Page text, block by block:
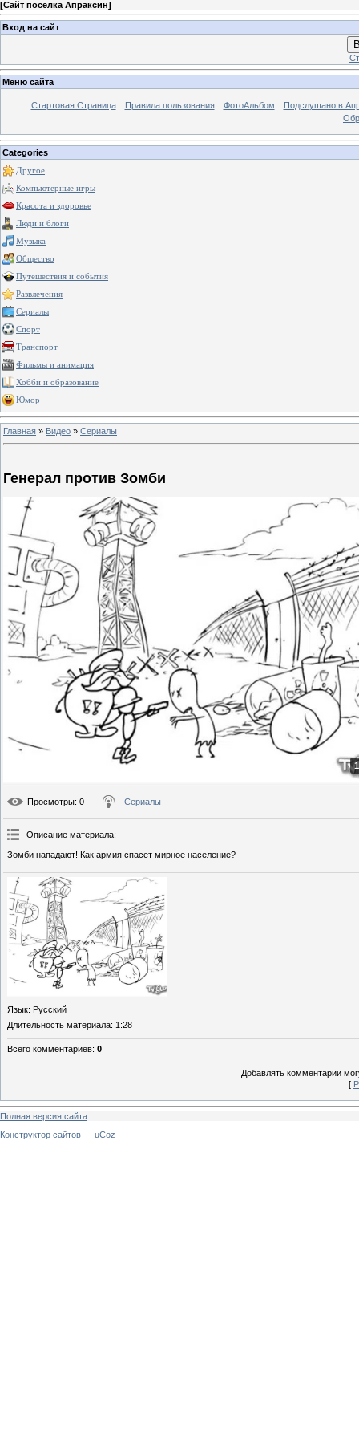
[Сайт поселка Апраксин]
Вход на сайт
Меню сайта
Стартовая Страница Правила пользования ФотоАльбом
Подслушано в
Categories
Другое
Компьютерные игры
Красота и здоровье
Люди и блоги
Музыка
Общество
Путешествия и события
Развлечения
Сериалы
Спорт
Транспорт
Фильмы и анимация
Хобби и образование
Юмор
Главная » Видео » Сериалы
Генерал против Зомби
Просмотры: 0 Сериалы
Описание материала:
Зомби нападают! Как армия спасет мирное население?
Язык: Русский
Длительность материала: 1:28
Всего комментариев: 0
Добавлять комментарии
[
Полная версия сайта
Конструктор сайтов — uCoz